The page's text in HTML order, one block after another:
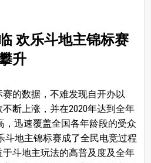
欢乐斗地主锦标赛
升
的数据，不难发现自开办以
断上涨，并在2020年达到全年
，迅速覆盖全国各年龄段的受众
斗地主锦标赛成了全民电竞过程
斗地主玩法的高普及度及全年